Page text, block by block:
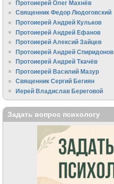
Протоиерей Олег Махнёв
Священник Федор Людоговский
Протоиерей Андрей Кульков
Протоиерей Андрей Ефанов
Протоиерей Алексий Зайцев
Протоиерей Андрей Спиридонов
Протоиерей Андрей Ткачёв
Протоиерей Василий Мазур
Священник Сергий Бегиян
Иерей Владислав Береговой
Задать вопрос психологу